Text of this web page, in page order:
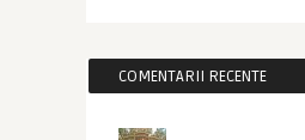
COMENTARII RECENTE